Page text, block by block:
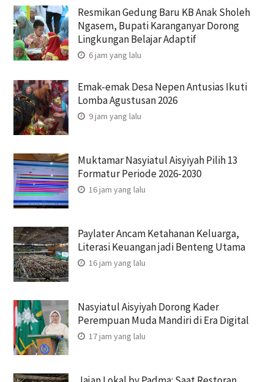
Resmikan Gedung Baru KB Anak Sholeh
Ngasem, Bupati Karanganyar Dorong
Lingkungan Belajar Adaptif
6 jam yang lalu
Emak-emak Desa Nepen Antusias Ikuti
Lomba Agustusan 2026
9 jam yang lalu
Muktamar Nasyiatul Aisyiyah Pilih 13
Formatur Periode 2026-2030
16 jam yang lalu
Paylater Ancam Ketahanan Keluarga,
Literasi Keuangan jadi Benteng Utama
16 jam yang lalu
Nasyiatul Aisyiyah Dorong Kader
Perempuan Muda Mandiri di Era Digital
17 jam yang lalu